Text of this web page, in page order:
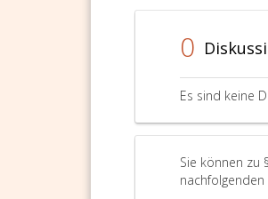
0
Es sind keine
Sie können zu